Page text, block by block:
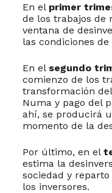
En el primer
de los trabajos de
ventana de
las condiciones
En el segundo
comienzo de los
transformación
Numa y pago del
ahí, se producirá
momento de la
Por último, en el
estima la
sociedad y
los inversores.